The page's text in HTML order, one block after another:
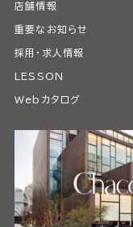
店舗情報
重要なお知らせ
採用・求人情報
LESSON
Webカタログ